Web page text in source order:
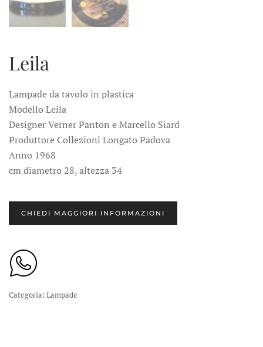
Leila
Lampade da tavolo in plastica
Modello Leila
Designer Verner Panton e Marcello Siard
Produttore Collezioni Longato Padova
Anno 1968
cm diametro 28, altezza 34
CHIEDI MAGGIORI INFORMAZIONI
Categoria: Lampade